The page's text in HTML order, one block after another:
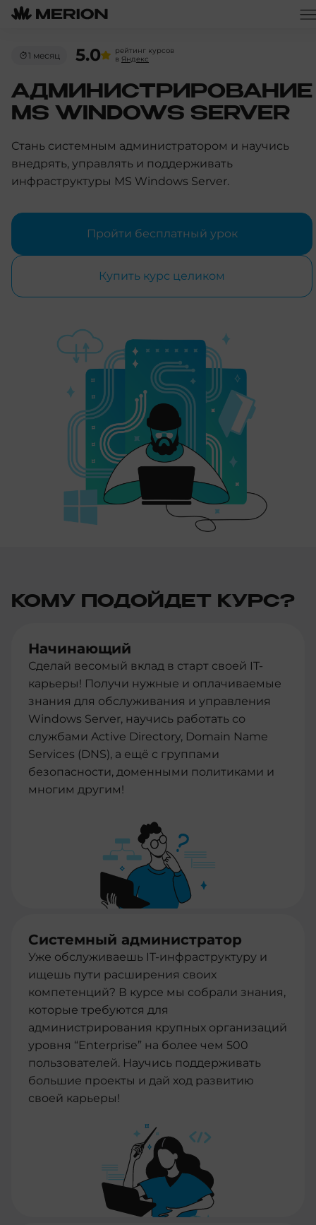
1 месяц 5.0
рейтинг курсов
в Яндекс
АДМИНИСТРИРОВАНИЕ
MS WINDOWS SERVER
Стань системным администратором и научись
внедрять, управлять и поддерживать
инфраструктуры MS Windows Server.
Пройти бесплатный урок
Купить курс целиком
КОМУ ПОДОЙДЕТ КУРС?
Начинающий
Сделай весомый вклад в старт своей IT-
карьеры! Получи нужные и оплачиваемые
знания для обслуживания и управления
Windows Server, научись работать со
службами Active Directory, Domain Name
Services (DNS), а ещё с группами
безопасности, доменными политиками и
многим другим!
Системный администратор
Уже обслуживаешь IT-инфраструктуру и
ищешь пути расширения своих
компетенций? В курсе мы собрали знания,
которые требуются для
администрирования крупных организаций
уровня “Enterprise” на более чем 500
пользователей. Научись поддерживать
большие проекты и дай ход развитию
своей карьеры!